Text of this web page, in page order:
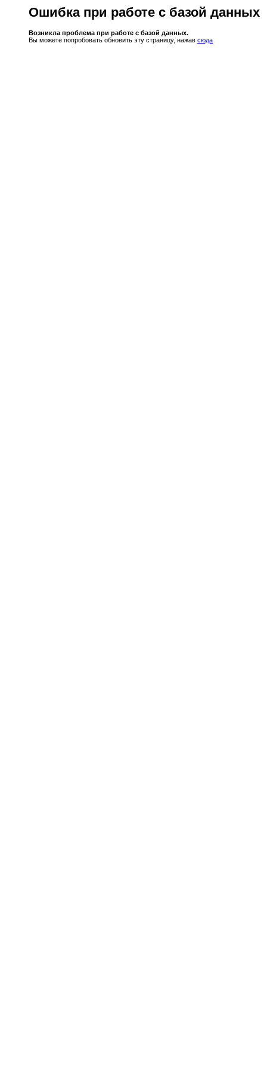
Ошибка при работе с базой данных
Возникла проблема при работе с базой данных.
Вы можете попробовать обновить эту страницу, нажав сюда